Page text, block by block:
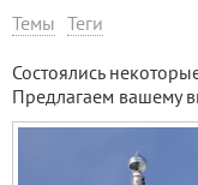
Темы Теги
Состоялись
Предлагаем вашему